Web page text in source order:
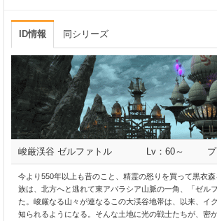
ID情報 同シリーズ
峻厳渓谷 ゼルファトル Lv：60～
今より550年以上も昔のこと、精霊の怒りを買って黒衣
族は、北方へと逃れて東アバラシア山脈の一角、「ゼル
た。峻厳なる山々が連なるこの大渓谷地帯は、以来、イ
知られるようになる。そんな土地に光の戦士たちが、密